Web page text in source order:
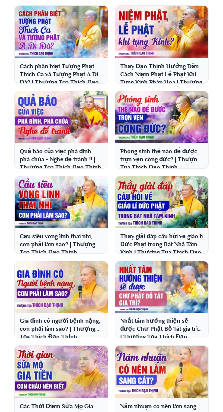
Cách phân biệt Tượng Phật
Thích Ca và Tượng Phật A Di
Đà? | Thượng Tọa Thích Đạo
Thịnh
Thầy Đạo Thịnh Hướng Dẫn
Cách Niệm Phật Lễ Phật Khi
Tụng Kinh Pháp Hoa | Thượng
Tọa Thích Đạo Thịnh
Quả báo của việc phá đình,
phá chùa - Nghe để tránh !! |
Thượng Tọa Thích Đạo Thịnh
Phóng sinh thế nào để được
trọn vẹn công đức? | Thượng
Tọa Thích Đạo Thịnh
Cầu siêu vong linh thai nhi,
con phải làm sao? | Thượng
Tọa Thích Đạo Thịnh
Thầy giải đáp câu hỏi về giáo lí
Đức Phật trong Bát Nhã Tâm
Kinh | Thượng Tọa Thích Đạo
Thịnh
Gia đình có người bệnh nặng,
con phải làm sao? | Thượng
Tọa Thích Đạo Thịnh
Nhất tâm hướng thiện sẽ
được Chư Phật Bồ Tát gia trì?
| Thượng Tọa Thích Đạo
Thịnh
Các Thời Điểm Sửa Mộ Gia
Năm nhuận có nên làm sang